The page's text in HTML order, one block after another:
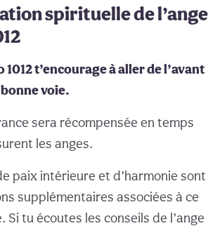
spirituelle de l’ange
1012 t’encourage à aller de l’avant
voie.
sera récompensée en temps
les anges.
paix intérieure et d’harmonie sont
supplémentaires associées à ce
Si tu écoutes les conseils de l’ange